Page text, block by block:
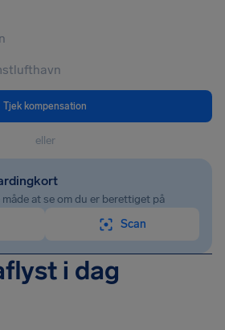
Tjek kompensation
eller
at se om du er berettiget på
Scan
i dag